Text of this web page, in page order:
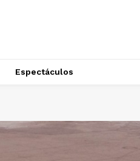
Espectáculos